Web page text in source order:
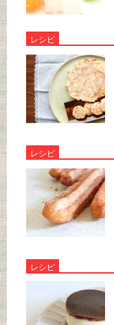
レシピ
レシピ
レシピ